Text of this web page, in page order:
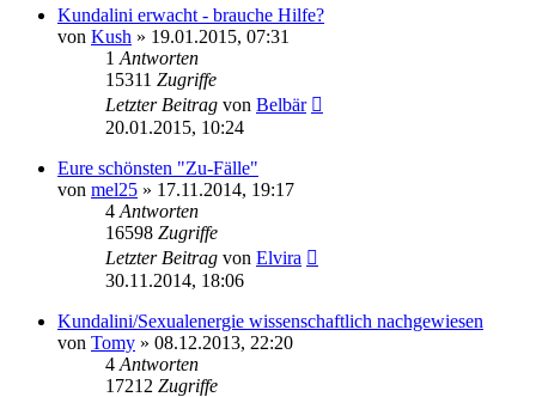
Kundalini erwacht - brauche Hilfe?
von Kush » 19.01.2015, 07:31
1 Antworten
15311 Zugriffe
Letzter Beitrag von Belbär
20.01.2015, 10:24
Eure schönsten "Zu-Fälle"
von mel25 » 17.11.2014, 19:17
4 Antworten
16598 Zugriffe
Letzter Beitrag von Elvira
30.11.2014, 18:06
Kundalini/Sexualenergie wissenschaftlich nachgewiesen
von Tomy » 08.12.2013, 22:20
4 Antworten
17212 Zugriffe